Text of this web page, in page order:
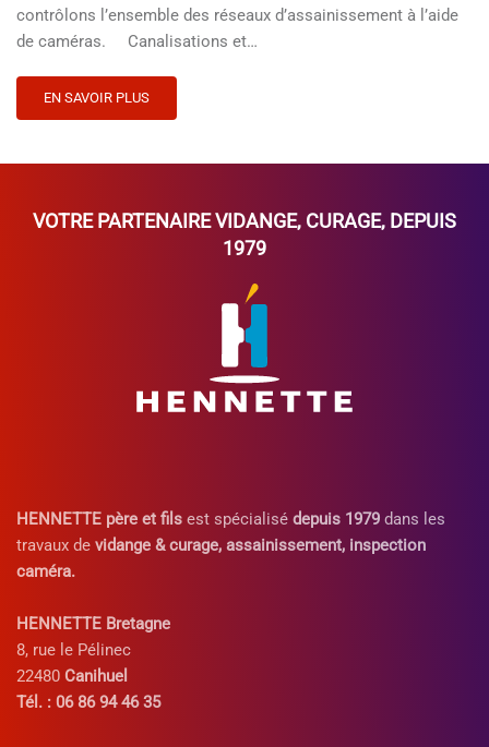
septique (mise aux normes) - Micro station, Filtre Compacte,
Citerne à récupération d’eau de pluie……
EN SAVOIR PLUS
VOTRE PARTENAIREVIDANGE, CURAGE, DEPUIS
1979
HENNETTE père et fils est spécialisé depuis 1979 dans les
travaux de vidange & curage, assainissement, inspection
caméra.
HENNETTE Bretagne
8, rue le Pélinec
22480 Canihuel
Tél. : 06 86 94 46 35